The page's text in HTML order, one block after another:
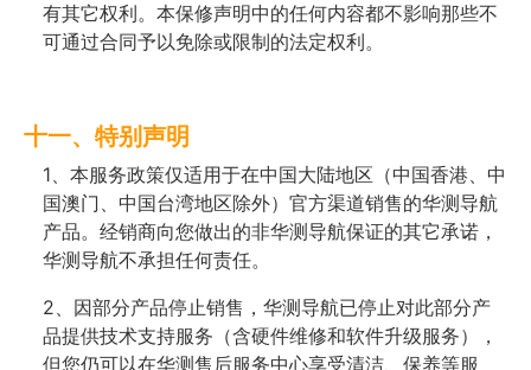
有其它权利。本保修声明中的任何内容都不影响那些不
可通过合同予以免除或限制的法定权利。
十一、特别声明
1、本服务政策仅适用于在中国大陆地区（中国香港、中
国澳门、中国台湾地区除外）官方渠道销售的华测导航
产品。经销商向您做出的非华测导航保证的其它承诺，
华测导航不承担任何责任。
2、因部分产品停止销售，华测导航已停止对此部分产
品提供技术支持服务（含硬件维修和软件升级服务），
但您仍可以在华测售后服务中心享受清洁、保养等服